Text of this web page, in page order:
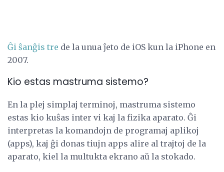
Ĝi ŝanĝis tre de la unua ĵeto de iOS kun la iPhone en
2007.
Kio estas mastruma sistemo?
En la plej simplaj terminoj, mastruma sistemo
estas kio kuŝas inter vi kaj la fizika aparato. Ĝi
interpretas la komandojn de programaj aplikoj
(apps), kaj ĝi donas tiujn apps alire al trajtoj de la
aparato, kiel la multukta ekrano aŭ la stokado.